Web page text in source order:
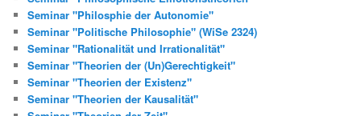
Seminar "Philosphie der Autonomie"
Seminar "Politische Philosophie" (WiSe 2324)
Seminar "Rationalität und Irrationalität"
Seminar "Theorien der (Un)Gerechtigkeit"
Seminar "Theorien der Existenz"
Seminar "Theorien der Kausalität"